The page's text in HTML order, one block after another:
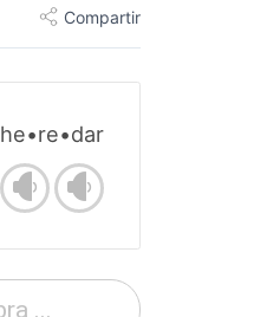
Compartir
he•re•dar